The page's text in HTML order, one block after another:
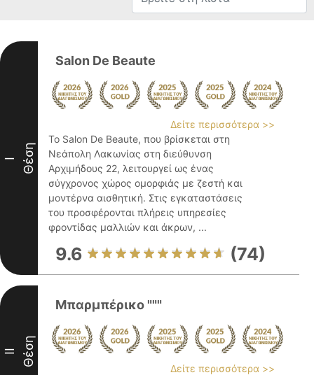
I Θέση
Salon De Beaute
Δείτε περισσότερα >>
Το Salon De Beaute, που βρίσκεται στη
Νεάπολη Λακωνίας στη διεύθυνση
Αρχιμήδους 22, λειτουργεί ως ένας
σύγχρονος χώρος ομορφιάς με ζεστή και
μοντέρνα αισθητική. Στις εγκαταστάσεις
του προσφέρονται πλήρεις υπηρεσίες
φροντίδας μαλλιών και άκρων, ...
9.6 (74)
II Θέση
Μπαρμπέρικο """
Δείτε περισσότερα >>